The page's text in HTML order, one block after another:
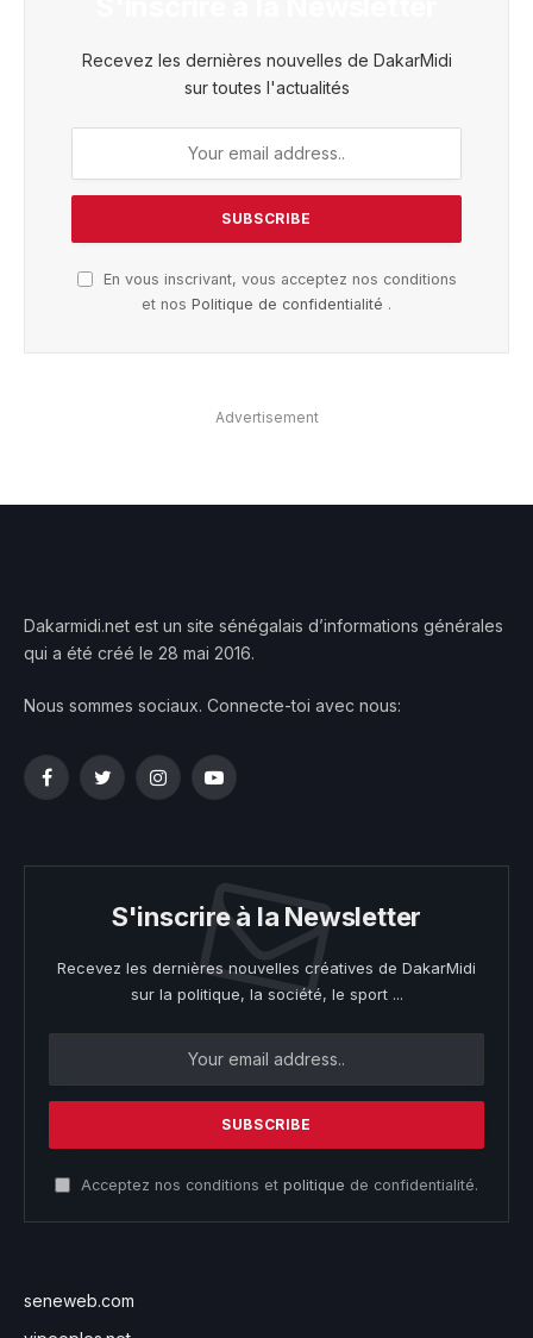
Recevez les dernières nouvelles de DakarMidi
sur toutes l'actualités
En vous inscrivant, vous acceptez nos conditions
et nos Politique de confidentialité .
Advertisement
Dakarmidi.net est un site sénégalais d’informations générales
qui a été créé le 28 mai 2016.
Nous sommes sociaux. Connecte-toi avec nous:
FacebookTwitterInstagramYouTube
S'inscrire à la Newsletter
Recevez les dernières nouvelles créatives de DakarMidi
sur la politique, la société, le sport ...
Acceptez nos conditions et politique de confidentialité.
seneweb.com